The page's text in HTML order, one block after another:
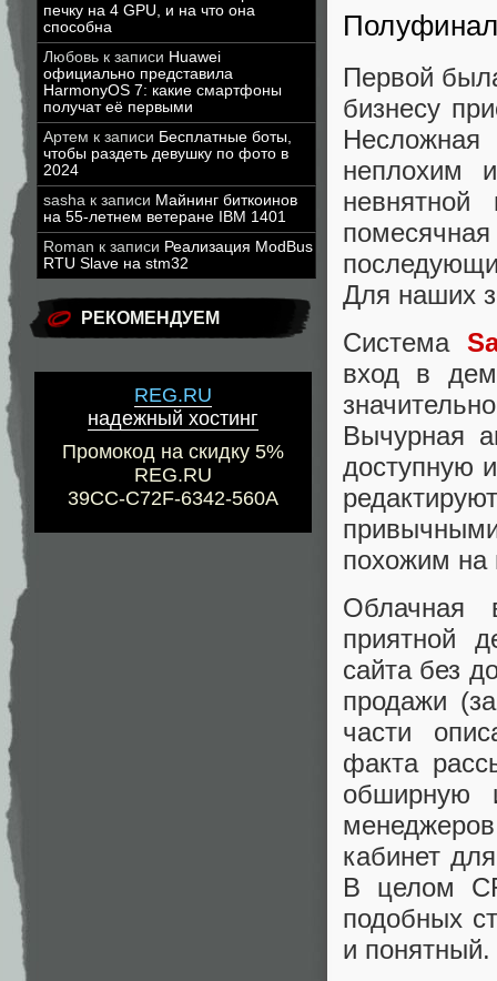
печку на 4 GPU, и на что она
способна
Любовь к записи Huawei
официально представила
HarmonyOS 7: какие смартфоны
получат её первыми
Артем к записи Бесплатные боты,
чтобы раздеть девушку по фото в
2024
sasha к записи Майнинг биткоинов
на 55-летнем ветеране IBM 1401
Roman к записи Реализация ModBus
RTU Slave на stm32
РЕКОМЕНДУЕМ
REG.RU
надежный хостинг
Промокод на скидку 5%
REG.RU
39CC-C72F-6342-560A
Первой
бизнесу
неплохим
невнятной
Для наших
Система
вход в
Вычурная
доступную
похожим на
Облачная
приятной
сайта без
продажи
части
факта
обширную
кабинет
В целом
подобных
и понятный.